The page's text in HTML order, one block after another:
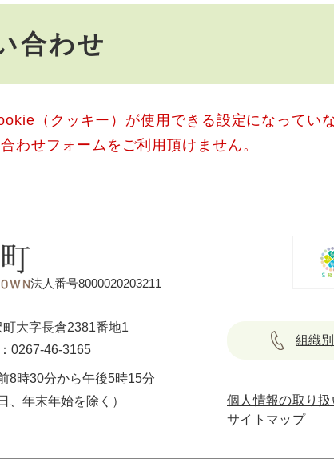
合わせ
（クッキー）が使用できる設定になって
わせフォームをご利用頂けません。
法人番号8000020203211
大字長倉2381番地1
0267-46-3165
8時30分から午後5時15分
、年末年始を除く）
組織
個人情報の取り扱
サイトマップ